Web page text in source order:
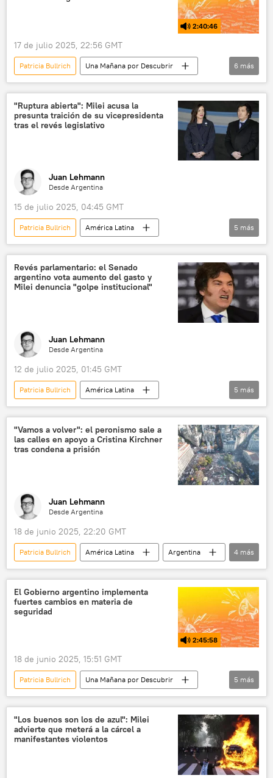
2:40:46
17 de julio 2025, 22:56 GMT
Patricia Bullrich
Una Mañana por Descubrir
política
Javier Milei
Argentina
EEUU
YPF
Gobierno de Estados Unidos
6 más
"Ruptura abierta": Milei acusa la
presunta traición de su vicepresidenta
tras el revés legislativo
Juan Lehmann
Desde Argentina
15 de julio 2025, 04:45 GMT
Patricia Bullrich
América Latina
💬 Opinión y Análisis
política
Javier Milei
Victoria Villarruel
Argentina
5 más
Revés parlamentario: el Senado
argentino vota aumento del gasto y
Milei denuncia "golpe institucional"
Juan Lehmann
Desde Argentina
12 de julio 2025, 01:45 GMT
Patricia Bullrich
América Latina
💬 Opinión y Análisis
política
Javier Milei
Casa Rosada Argentina
5 más
"Vamos a volver": el peronismo sale a
las calles en apoyo a Cristina Kirchner
tras condena a prisión
Juan Lehmann
Desde Argentina
18 de junio 2025, 22:20 GMT
Patricia Bullrich América Latina
Argentina
Buenos Aires
Cristina Fernández de Kirchner
Confederación General del Trabajo (CGT)
💬 Opinión y Análisis
4 más
El Gobierno argentino implementa
fuertes cambios en materia de
seguridad
2:45:58
18 de junio 2025, 15:51 GMT
Patricia Bullrich
Una Mañana por Descubrir
Javier Milei
Cristina Fernández de Kirchner
Argentina
CELS
Partido Justicialista (PJ)
5 más
"Los buenos son los de azul": Milei
advierte que meterá a la cárcel a
manifestantes violentos